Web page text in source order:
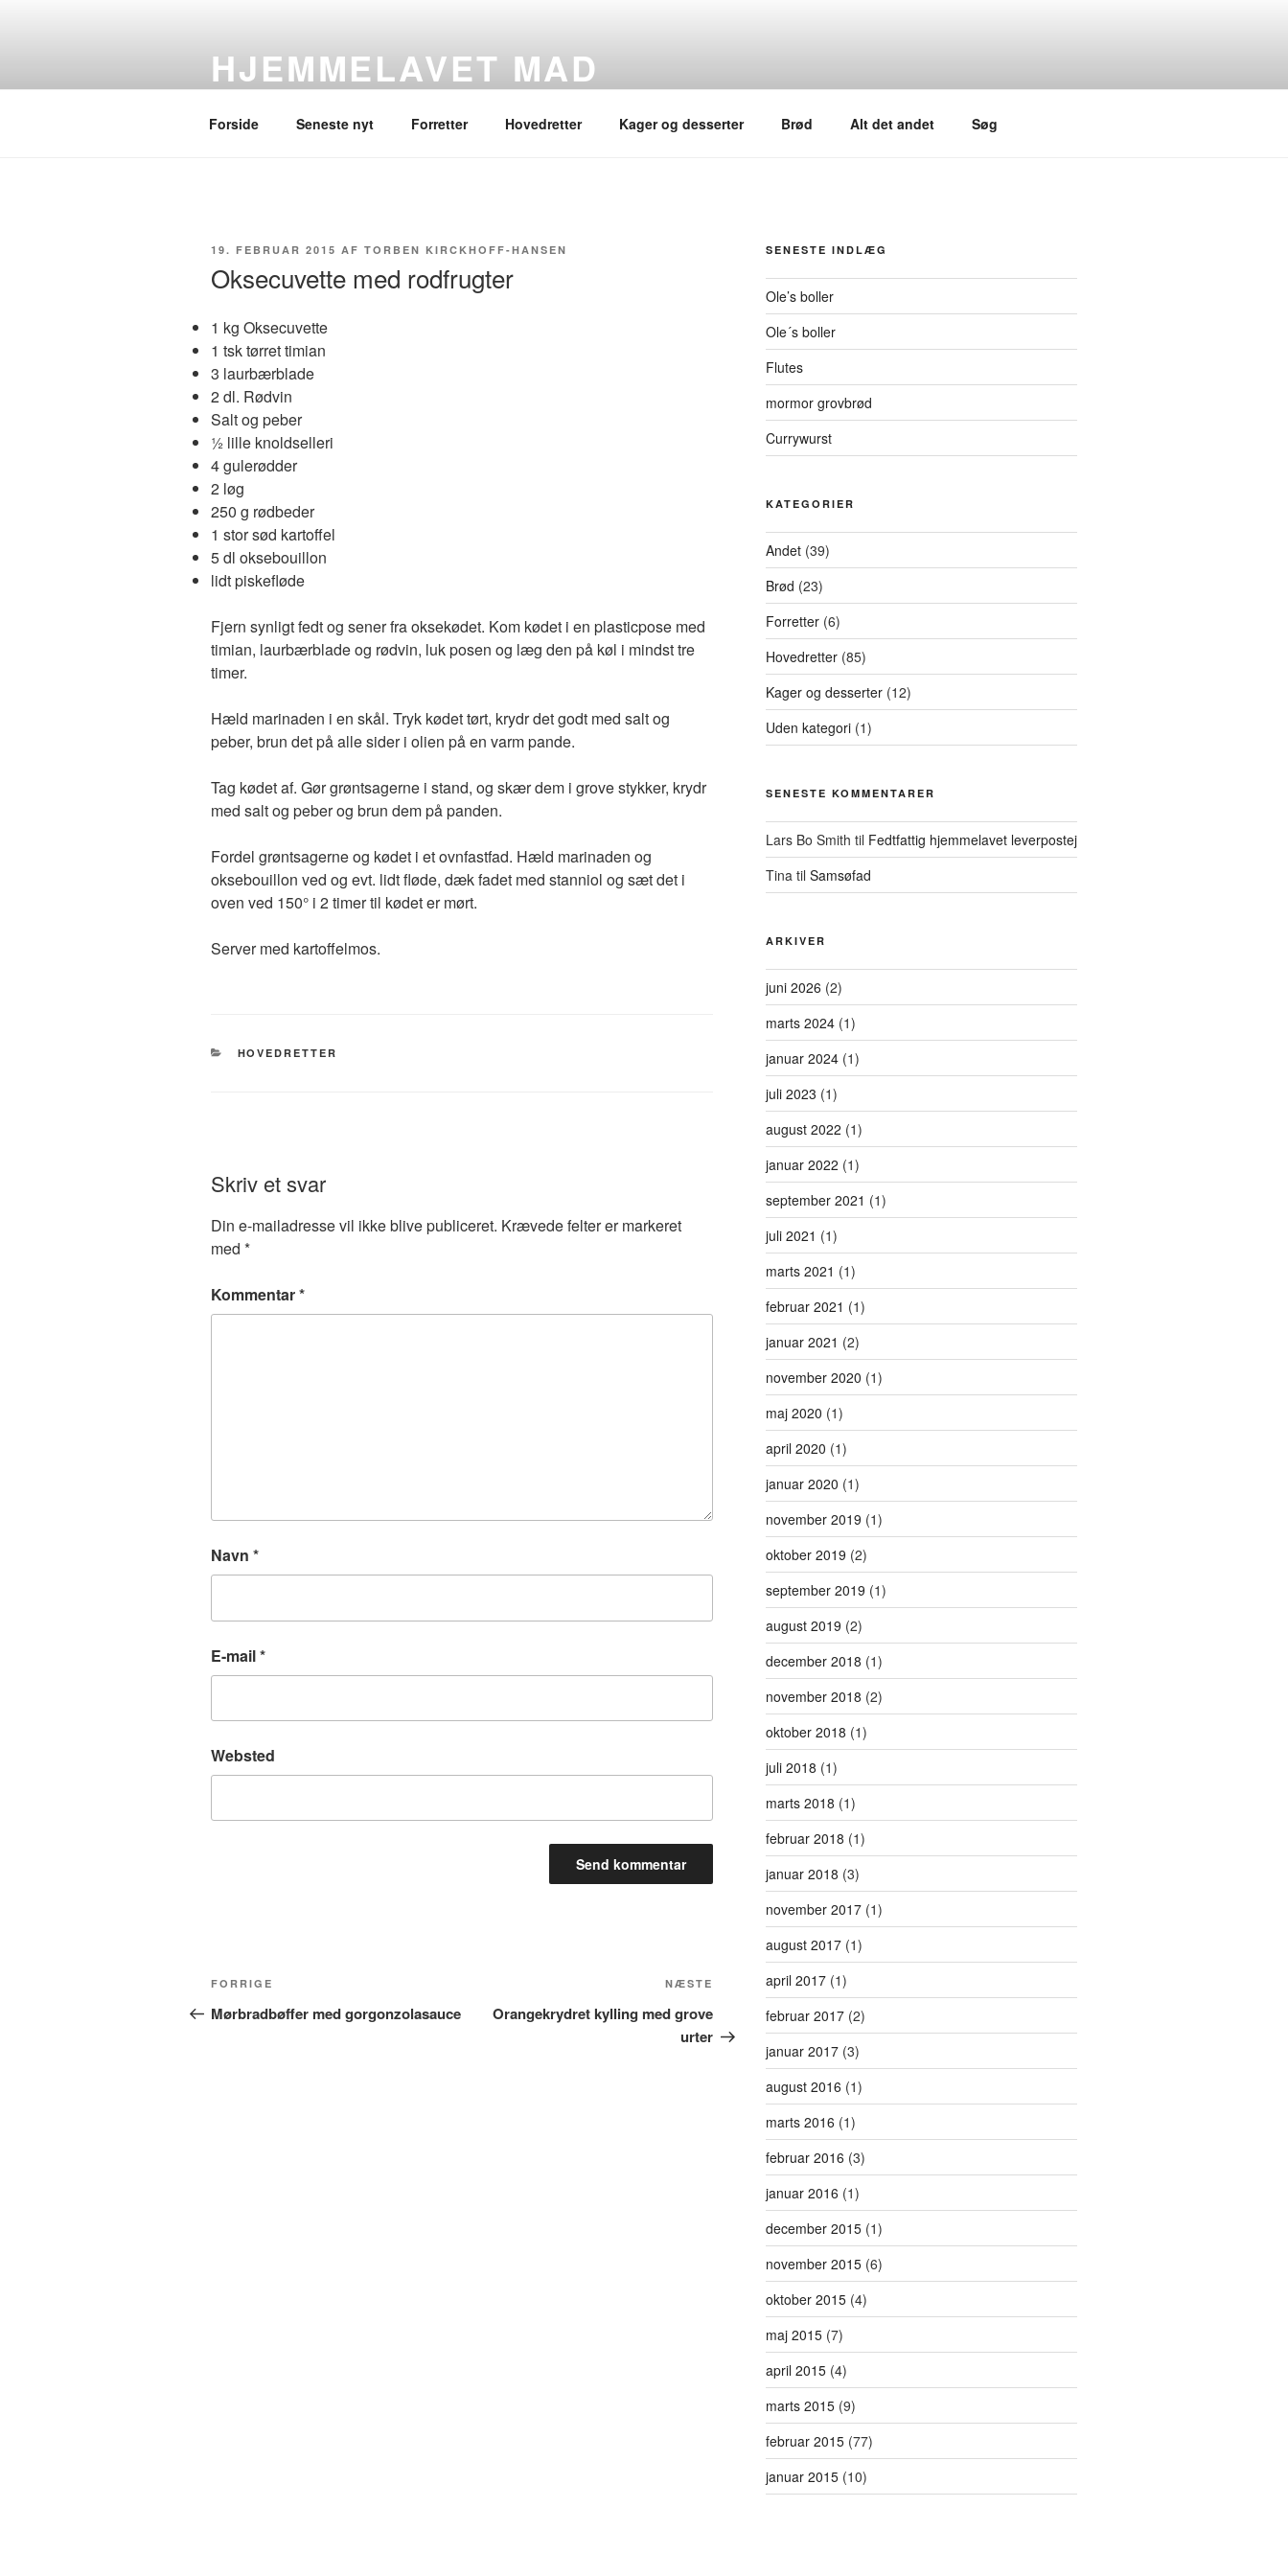
HJEMMELAVET MAD
Forside Seneste nyt Forretter Hovedretter Kager og desserter Brød Alt det andet Søg
UDGIVET
19. FEBRUAR 2015 AF TORBEN KIRCKHOFF-HANSEN
Oksecuvette med rodfrugter
1 kg Oksecuvette
1 tsk tørret timian
3 laurbærblade
2 dl. Rødvin
Salt og peber
½ lille knoldselleri
4 gulerødder
2 løg
250 g rødbeder
1 stor sød kartoffel
5 dl oksebouillon
lidt piskefløde
Fjern synligt fedt og sener fra oksekødet. Kom kødet i en plasticpose med
timian, laurbærblade og rødvin, luk posen og læg den på køl i mindst tre
timer.
Hæld marinaden i en skål. Tryk kødet tørt, krydr det godt med salt og
peber, brun det på alle sider i olien på en varm pande.
Tag kødet af. Gør grøntsagerne i stand, og skær dem i grove stykker, krydr
med salt og peber og brun dem på panden.
Fordel grøntsagerne og kødet i et ovnfastfad. Hæld marinaden og
oksebouillon ved og evt. lidt fløde, dæk fadet med stanniol og sæt det i
oven ved 150° i 2 timer til kødet er mørt.
Server med kartoffelmos.
KATEGORIER
HOVEDRETTER
Skriv et svar
Din e-mailadresse vil ikke blive publiceret. Krævede felter er markeret
med *
Kommentar*
Navn *
E-mail*
Websted
Indlægsnavigation
Forrige
indlæg
FORRIGE
Mørbradbøffer med gorgonzolasauce
indlæg
NÆSTE
Orangekrydret kylling med grove
urter
SENESTE INDLÆG
Ole’s boller
Ole´s boller
Flutes
mormor grovbrød
Currywurst
KATEGORIER
Andet(39)
Brød (23)
Forretter(6)
Hovedretter(85)
Kager og desserter(12)
Uden kategori(1)
SENESTE KOMMENTARER
Lars Bo Smith til Fedtfattig hjemmelavet leverpostej
Tinatil Samsøfad
ARKIVER
juni 2026 (2)
marts 2024(1)
januar 2024(1)
juli 2023 (1)
august 2022 (1)
januar 2022 (1)
september 2021 (1)
juli 2021 (1)
marts 2021 (1)
februar 2021 (1)
januar 2021 (2)
november 2020 (1)
maj 2020 (1)
april 2020 (1)
januar 2020 (1)
november 2019 (1)
oktober 2019 (2)
september 2019 (1)
august 2019 (2)
december 2018 (1)
november 2018 (2)
oktober 2018 (1)
juli 2018 (1)
marts 2018 (1)
februar 2018 (1)
januar 2018 (3)
november 2017(1)
august 2017(1)
april 2017(1)
februar 2017(2)
januar 2017(3)
august 2016 (1)
marts 2016 (1)
februar 2016 (3)
januar 2016 (1)
december 2015(1)
november 2015(6)
oktober 2015(4)
maj 2015(7)
april 2015(4)
marts 2015(9)
februar 2015(77)
januar 2015(10)